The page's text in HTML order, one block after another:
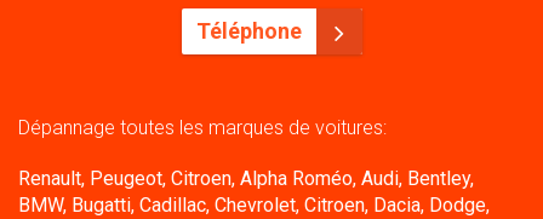
Téléphone
Dépannage toutes les marques de voitures:
Renault, Peugeot, Citroen, Alpha Roméo, Audi, Bentley,
BMW, Bugatti, Cadillac, Chevrolet, Citroen, Dacia, Dodge,